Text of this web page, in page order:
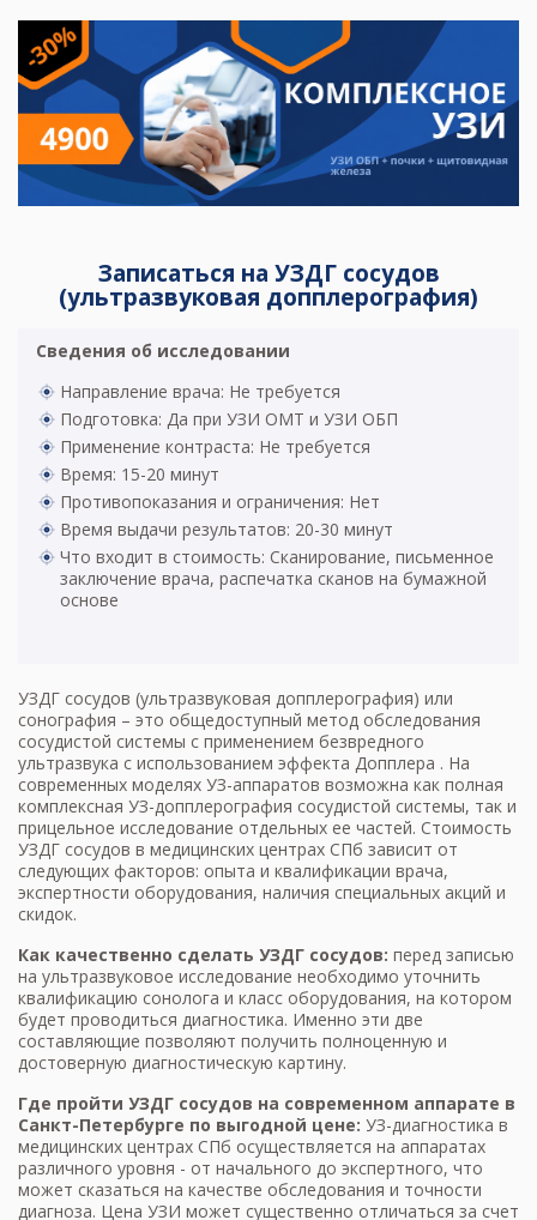
Записаться на УЗДГ сосудов
(ультразвуковая допплерография)
Сведения об исследовании
Направление врача: Не требуется
Подготовка: Да при УЗИ ОМТ и УЗИ ОБП
Применение контраста: Не требуется
Время: 15-20 минут
Противопоказания и ограничения: Нет
Время выдачи результатов: 20-30 минут
Что входит в стоимость: Сканирование, письменное
заключение врача, распечатка сканов на бумажной
основе
УЗДГ сосудов (ультразвуковая допплерография) или
сонография – это общедоступный метод обследования
сосудистой системы с применением безвредного
ультразвука с использованием эффекта Допплера . На
современных моделях УЗ-аппаратов возможна как полная
комплексная УЗ-допплерография сосудистой системы, так и
прицельное исследование отдельных ее частей. Стоимость
УЗДГ сосудов в медицинских центрах СПб зависит от
следующих факторов: опыта и квалификации врача,
экспертности оборудования, наличия специальных акций и
скидок.
Как качественно сделать УЗДГ сосудов: перед записью
на ультразвуковое исследование необходимо уточнить
квалификацию сонолога и класс оборудования, на котором
будет проводиться диагностика. Именно эти две
составляющие позволяют получить полноценную и
достоверную диагностическую картину.
Где пройти УЗДГ сосудов на современном аппарате в
Санкт-Петербурге по выгодной цене: УЗ-диагностика в
медицинских центрах СПб осуществляется на аппаратах
различного уровня - от начального до экспертного, что
может сказаться на качестве обследования и точности
диагноза. Цена УЗИ может существенно отличаться за счет